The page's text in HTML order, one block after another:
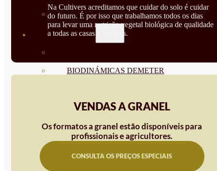
GROWPUNCH
SEMILLAS
BIODINÁMICAS DEMETER
SEMILLAS HORTALIZA DE
HOJA
Na Cultivers acreditamos que cuidar do solo é cuidar
do futuro. É por isso que trabalhamos todos os dias
para levar uma nutrição vegetal biológica de qualidade
a todas as casas e culturas.
VENDAS A GRANEL
Os formatos a granel estão disponíveis para
profissionais e agricultores.
CONSULTA OS PREÇOS ESPECIAIS